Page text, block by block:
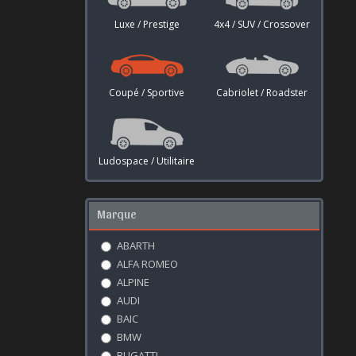
Luxe / Prestige 4x4 / SUV / Crossover
Coupé / Sportive Cabriolet / Roadster
Ludospace / Utilitaire
Marque
ABARTH
ALFA ROMEO
ALPINE
AUDI
BAIC
BMW